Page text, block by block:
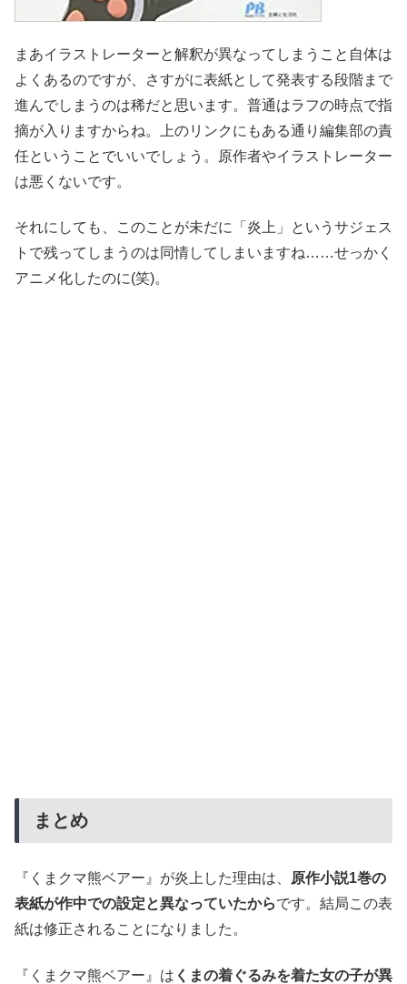
まあイラストレーターと解釈が異なってしまうこと自体は
よくあるのですが、さすがに表紙として発表する段階まで
進んでしまうのは稀だと思います。普通はラフの時点で指
摘が入りますからね。上のリンクにもある通り編集部の責
任ということでいいでしょう。原作者やイラストレーター
は悪くないです。
それにしても、このことが未だに「炎上」というサジェス
トで残ってしまうのは同情してしまいますね……せっかく
アニメ化したのに(笑)。
まとめ
『くまクマ熊ベアー』が炎上した理由は、 原作小説1巻の
表紙が作中での設定と異なっていたからです。結局この表
紙は修正されることになりました。
『くまクマ熊ベアー』は くまの着ぐるみを着た女の子が異